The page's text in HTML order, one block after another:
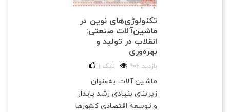
تکنولوژی‌های نوین در
ماشین‌آلات صنعتی:
انقلاب در تولید و
بهره‌وری
906 بازدید 1 لایک
ماشین آلات به‌عنوان
زیربنای بنیادی رشد پایدار
و توسعه اقتصادی کشورها